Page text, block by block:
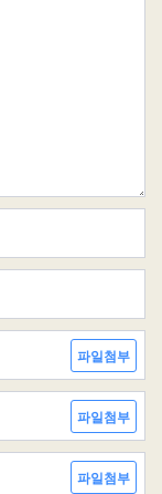
파일첨부
파일첨부
파일첨부